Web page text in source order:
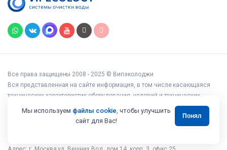
Все права защищены 2008 - 2025 © Випэколоджи
Вся представленная на сайте информация, в том числе касающаяся
технических характеристик оборудования, условий и технических
возможностей подключения, наличия на складе, стоимости товаров и
услуг, носит информационный характер и ни при каких условиях не
является публичной офертой, определяемой положениями статьи 437
Мы используем файлы cookie, чтобы улучшить
сайт для Вас!
Понял